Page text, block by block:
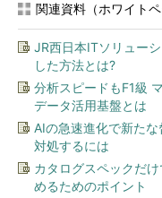
関連資料（ホワイトペ
JR西日本ITソリュー
した方法とは?
分析スピードもF1級
データ活用基盤とは
AIの急速進化で新た
対処するには
カタログスペックだ
めるためのポイント